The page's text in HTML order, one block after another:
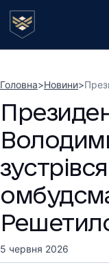
Головна>Новини>
5 червня 2026